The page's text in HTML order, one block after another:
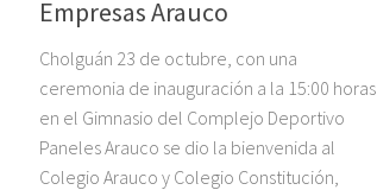
Empresas Arauco
Cholguán 23 de octubre, con una
ceremonia de inauguración a la 15:00 horas
en el Gimnasio del Complejo Deportivo
Paneles Arauco se dio la bienvenida al
Colegio Arauco y Colegio Constitución,